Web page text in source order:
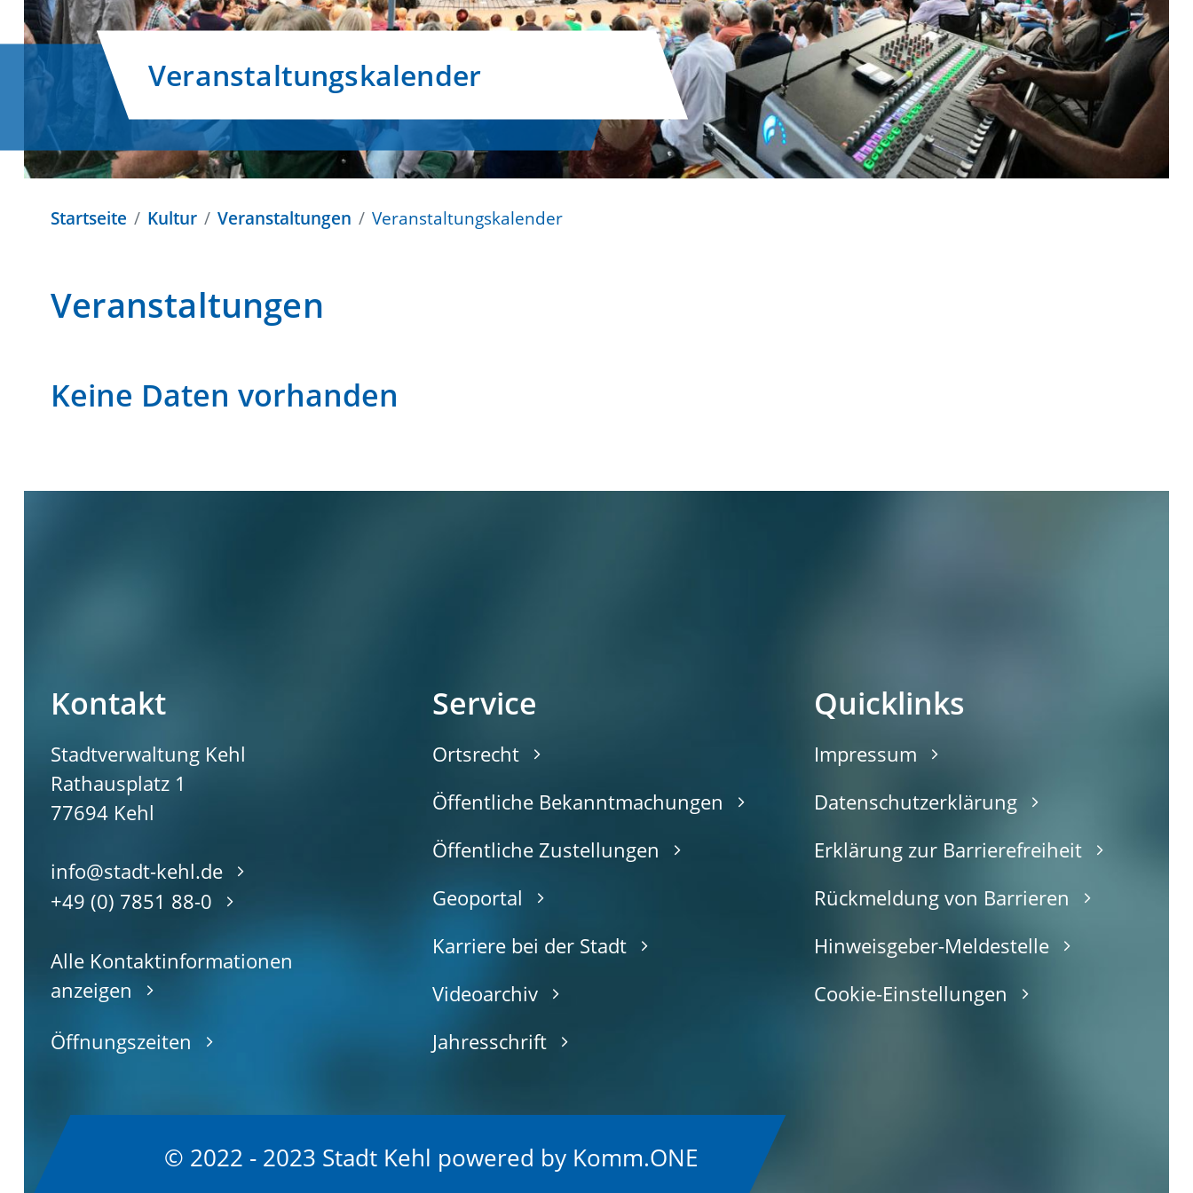
Veranstaltungskalender
Startseite Kultur Veranstaltungen Veranstaltungskalender
Veranstaltungen
Keine Daten vorhanden
Kontakt
Stadtverwaltung Kehl
Rathausplatz 1
77694 Kehl
info@stadt-kehl.de
+49 (0) 7851 88-0
Alle Kontaktinformationen
anzeigen
Öffnungszeiten
Service
Ortsrecht
Öffentliche Bekanntmachungen
Öffentliche Zustellungen
Geoportal
Karriere bei der Stadt
Videoarchiv
Jahresschrift
Quicklinks
Impressum
Datenschutzerklärung
Erklärung zur Barrierefreiheit
Rückmeldung von Barrieren
Hinweisgeber-Meldestelle
Cookie-Einstellungen
© 2022 - 2023 Stadt Kehl powered by Komm.ONE